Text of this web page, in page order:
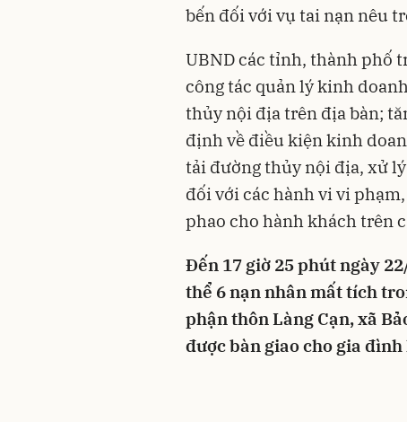
bến đối với vụ tai nạn nêu
UBND các tỉnh, thành phố
công tác quản lý kinh
thủy nội địa trên địa bàn;
định về điều kiện kinh
tải đường thủy nội địa, xử
đối với các hành vi vi
phao cho hành khách trên
Đến 17 giờ 25 phút ngày
thể 6 nạn nhân mất tích
phận thôn Làng Cạn, xã
được bàn giao cho gia